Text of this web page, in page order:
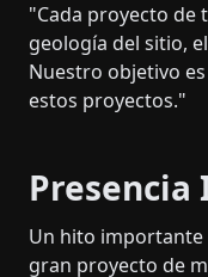
"Cada proyecto de
geología del sitio,
Nuestro objetivo
estos proyectos."
Un hito importante
gran proyecto de